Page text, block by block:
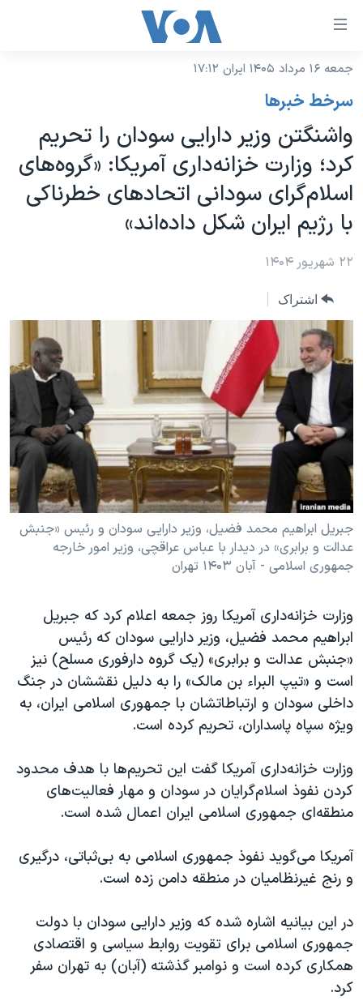
لینکهای
دسترسی
جهش
محتوای
اصلی
جهش
به
صفحه
جهش
جستجو
نسخه سبک وب‌سایت
موضوع ها
ایران
آمریکا
جهان
ورزشی
گزیده‌ها
ویژه برنامه‌ها
ویدیوها
فرهنگ و زندگی
حقوق شهروندی
اقتصادی
علم و فناوری
اسرائیل در جنگ
گالری عکس
آرشیو پخش زنده
برنامه های تلویزیونی
جدول برنامه ها
صفحه‌های ویژه
جام جهانی ۲۰۲۶
عملیات خشم حماسی
۲۵۰سالگی آمریکا
بایگانی برنامه‌های تلویزیونی
مستندها
انتخابات ریاست جمهوری آمریکا ۲۰۲۴
حمله جمهوری اسلامی به اسرائیل
رمز مهسا
ورزش زنان در ایران
اعتراضات زن، زندگی، آزادی
مجموعه مستندهای دادخواهی
دادگاه حمید نوری
چهل سال گروگان‌گیری
قانون شفافیت دارائی کادر رهبری ایران
اعتراضات مردمی آبان ۹۸
اسرائیل در جنگ
همایش محافظه‌کاران آمریکا «سی‌پک»
صفحه‌های ویژه
فرکانس‌های صدای آمریکا
پخش رادیویی
یادگیری زبان انگلیسی
دنبال کنید
زبانهای مختلف
جمعه ۱۶ مرداد ۱۴۰۵ ایران ۱۷:۱۲
سرخط خبرها
واشنگتن وزیر دارایی سودان را تحریم
کرد؛ وزارت خزانه‌داری آمریکا: «گروه‌های
اسلام‌گرای سودانی اتحادهای خطرناکی
با رژیم ایران شکل داده‌اند»
۲۲ شهریور ۱۴۰۴
اشتراک
جبریل ابراهیم محمد فضیل، وزیر دارایی سودان و رئیس «جنبش
عدالت و برابری» در دیدار با عباس عراقچی، وزیر امور خارجه
جمهوری اسلامی - آبان ۱۴۰۳ تهران
وزارت خزانه‌داری آمریکا روز جمعه اعلام کرد که جبریل
ابراهیم محمد فضیل، وزیر دارایی سودان که رئیس
«جنبش عدالت و برابری» (یک گروه دارفوری مسلح) نیز
است و «تیپ البراء بن مالک» را به دلیل نقششان در جنگ
داخلی سودان و ارتباطاتشان با جمهوری اسلامی ایران، به
ویژه سپاه پاسداران، تحریم کرده است.
وزارت خزانه‌داری آمریکا گفت این تحریم‌ها با هدف محدود
کردن نفوذ اسلام‌گرایان در سودان و مهار فعالیت‌های
منطقه‌ای جمهوری اسلامی ایران اعمال شده است.
آمریکا می‌گوید نفوذ جمهوری اسلامی به بی‌ثباتی، درگیری
و رنج غیرنظامیان در منطقه دامن زده است.
در این بیانیه اشاره شده که وزیر دارایی سودان با دولت
جمهوری اسلامی برای تقویت روابط سیاسی و اقتصادی
همکاری کرده است و نوامبر گذشته (آبان) به تهران سفر
کرد.